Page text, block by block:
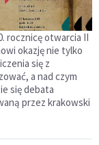
rocznicę otwarcia II
okazję nie tylko
się z
a nad czym
się debata
przez krakowski